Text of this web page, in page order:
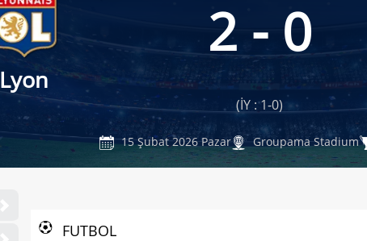
Lyon
2 - 0
(İY : 1-0)
15 Şubat 2026 Pazar Groupama Stadium
FUTBOL